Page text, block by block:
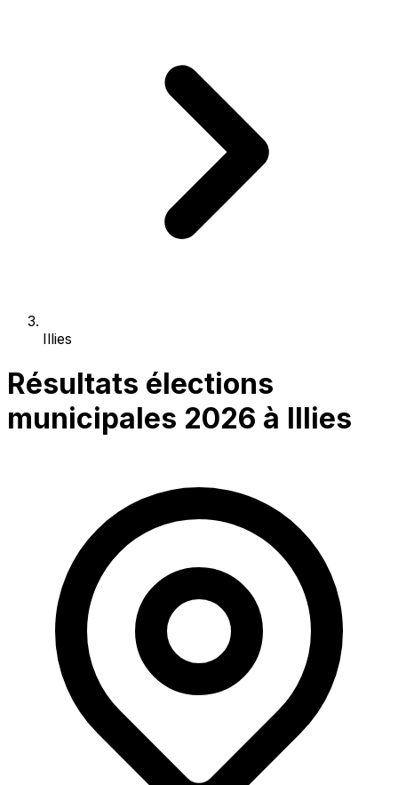
Illies
Résultats élections
municipales 2026 à Illies